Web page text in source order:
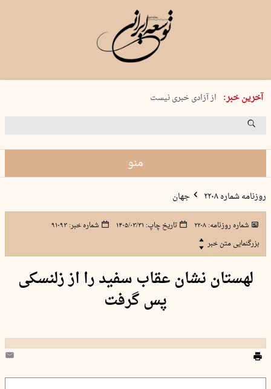
آخرین خبر:
یکشنبه 18 مرداد 1405 شماره 2245
از آزادی خبری نیست
۸۸۸ نفر سال گذشته بر اثر غرق‌شدگی جان …
منو
روزنامه شماره ۲۲۰۸ جهان
شماره روزنامه:۲۲۰۸ تاریخ چاپ: ۱۴۰۵/۰۳/۳۱ شماره خبر:۹۱۰۹۳
بزرگنمایی متن خبر
لهستان نشان عقاب سفید را از زلنسکی
پس گرفت